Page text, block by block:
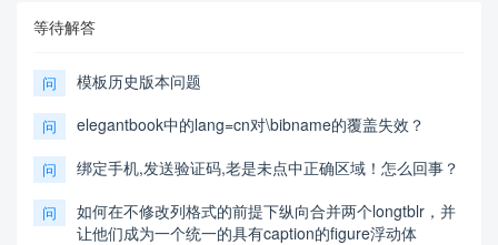
等待解答
问 模板历史版本问题
问 elegantbook中的lang=cn对\bibname的覆盖失效？
问 绑定手机,发送验证码,老是未点中正确区域！怎么回事？
问
如何在不修改列格式的前提下纵向合并两个longtblr，并
让他们成为一个统一的具有caption的figure浮动体